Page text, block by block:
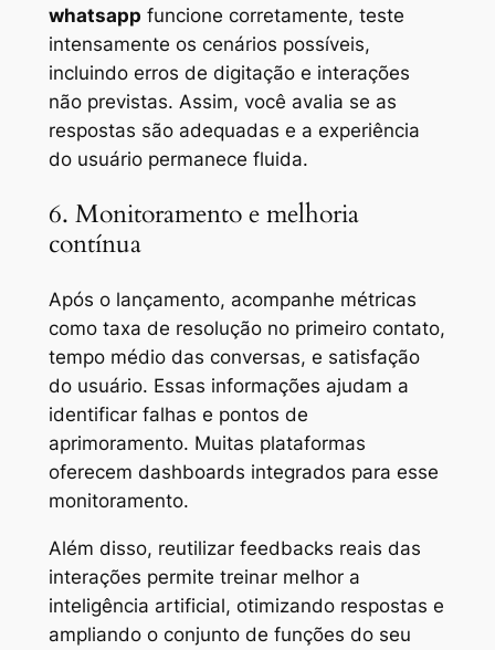
whatsapp funcione corretamente, teste
intensamente os cenários possíveis,
incluindo erros de digitação e interações
não previstas. Assim, você avalia se as
respostas são adequadas e a experiência
do usuário permanece fluida.
6. Monitoramento e melhoria
contínua
Após o lançamento, acompanhe métricas
como taxa de resolução no primeiro contato,
tempo médio das conversas, e satisfação
do usuário. Essas informações ajudam a
identificar falhas e pontos de
aprimoramento. Muitas plataformas
oferecem dashboards integrados para esse
monitoramento.
Além disso, reutilizar feedbacks reais das
interações permite treinar melhor a
inteligência artificial, otimizando respostas e
ampliando o conjunto de funções do seu